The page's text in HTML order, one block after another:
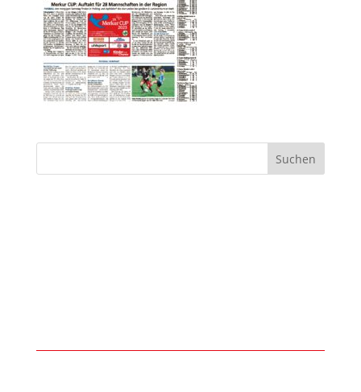
Suchen